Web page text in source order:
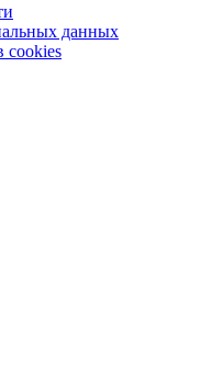
данных
cookies